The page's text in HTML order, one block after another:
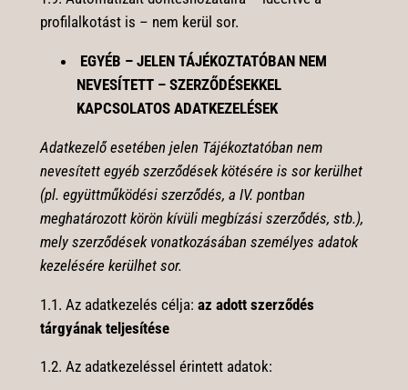
profilalkotást is – nem kerül sor.
EGYÉB – JELEN TÁJÉKOZTATÓBAN NEM
NEVESÍTETT – SZERZŐDÉSEKKEL
KAPCSOLATOS ADATKEZELÉSEK
Adatkezelő esetében jelen Tájékoztatóban nem
nevesített egyéb szerződések kötésére is sor kerülhet
(pl. együttműködési szerződés, a IV. pontban
meghatározott körön kívüli megbízási szerződés, stb.),
mely szerződések vonatkozásában személyes adatok
kezelésére kerülhet sor.
1.1. Az adatkezelés célja: az adott szerződés
tárgyának teljesítése
1.2. Az adatkezeléssel érintett adatok: